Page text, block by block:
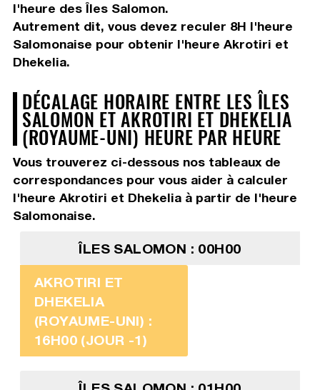
l'heure des Îles Salomon.
Autrement dit, vous devez reculer 8H l'heure
Salomonaise pour obtenir l'heure Akrotiri et
Dhekelia.
DÉCALAGE HORAIRE ENTRE LES ÎLES
SALOMON ET AKROTIRI ET DHEKELIA
(ROYAUME-UNI) HEURE PAR HEURE
Vous trouverez ci-dessous nos tableaux de
correspondances pour vous aider à calculer
l'heure Akrotiri et Dhekelia à partir de l'heure
Salomonaise.
ÎLES SALOMON : 00H00
AKROTIRI ET
DHEKELIA
(ROYAUME-UNI) :
16H00 (JOUR -1)